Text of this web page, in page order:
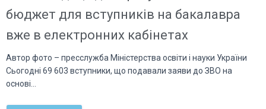
бюджет для вступників на бакалавра
вже в електронних кабінетах
Автор фото – пресслужба Міністерства освіти і науки України
Сьогодні 69 603 вступники, що подавали заяви до ЗВО на
основі…